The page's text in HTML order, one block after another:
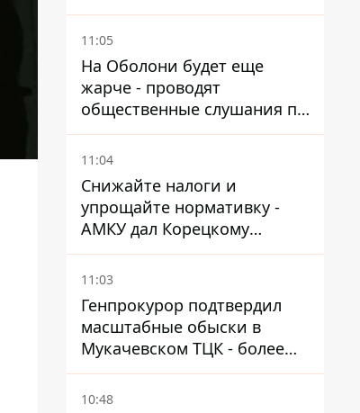
11:05
На Оболони будет еще
жарче - проводят
общественные слушания по
поводу храма УГКЦ на
Северной
11:04
Снижайте налоги и
упрощайте нормативку -
АМКУ дал Корецкому
советы по снижению цен на
топливо
11:03
Генпрокурор подтвердил
масштабные обыски в
Мукачевском ТЦК - более
1,5 тысяч списанных с
военного учета за взятки
10:48